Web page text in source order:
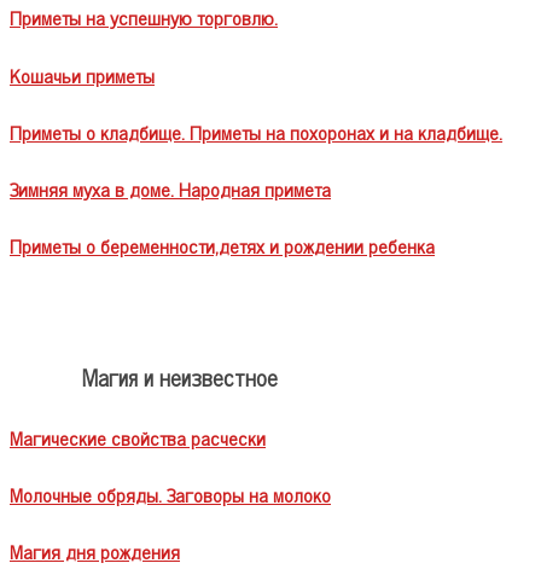
Приметы на успешную торговлю.
Кошачьи приметы
Приметы о кладбище. Приметы на похоронах и на кладбище.
Зимняя муха в доме. Народная примета
Приметы о беременности,детях и рождении ребенка
Магия и неизвестное
Магические свойства расчески
Молочные обряды. Заговоры на молоко
Магия дня рождения